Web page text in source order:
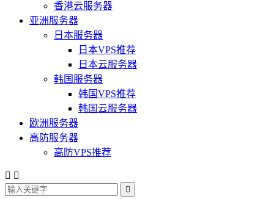
香港云服务器
亚洲服务器
日本服务器
日本VPS推荐
日本云服务器
韩国服务器
韩国VPS推荐
韩国云服务器
欧洲服务器
高防服务器
高防VPS推荐
 
